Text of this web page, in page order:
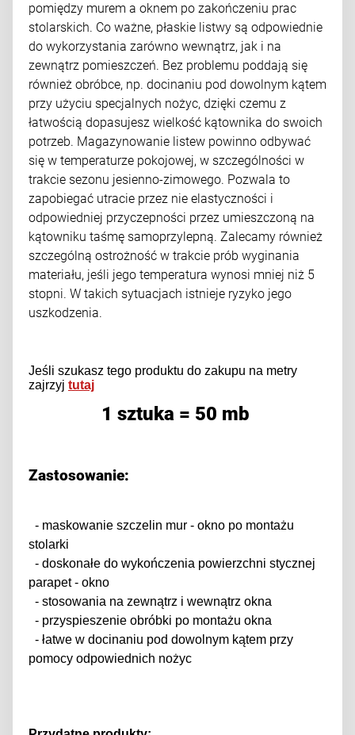
pomiędzy murem a oknem po zakończeniu prac
stolarskich. Co ważne, płaskie listwy są odpowiednie
do wykorzystania zarówno wewnątrz, jak i na
zewnątrz pomieszczeń. Bez problemu poddają się
również obróbce, np. docinaniu pod dowolnym kątem
przy użyciu specjalnych nożyc, dzięki czemu z
łatwością dopasujesz wielkość kątownika do swoich
potrzeb. Magazynowanie listew powinno odbywać
się w temperaturze pokojowej, w szczególności w
trakcie sezonu jesienno-zimowego. Pozwala to
zapobiegać utracie przez nie elastyczności i
odpowiedniej przyczepności przez umieszczoną na
kątowniku taśmę samoprzylepną. Zalecamy również
szczególną ostrożność w trakcie prób wyginania
materiału, jeśli jego temperatura wynosi mniej niż 5
stopni. W takich sytuacjach istnieje ryzyko jego
uszkodzenia.
Jeśli szukasz tego produktu do zakupu na metry
zajrzyj tutaj
1 sztuka = 50 mb
Zastosowanie:
- maskowanie szczelin mur - okno po montażu
stolarki
- doskonałe do wykończenia powierzchni stycznej
parapet - okno
- stosowania na zewnątrz i wewnątrz okna
- przyspieszenie obróbki po montażu okna
- łatwe w docinaniu pod dowolnym kątem przy
pomocy odpowiednich nożyc